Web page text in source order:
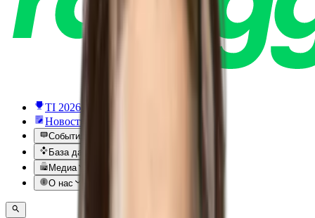
TI 2026
Новости
События
База данных
Медиа
О нас